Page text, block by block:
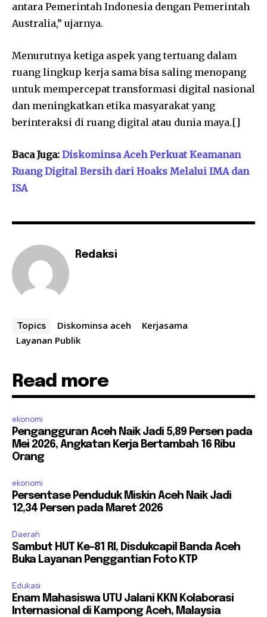
antara Pemerintah Indonesia dengan Pemerintah
Australia,” ujarnya.
Menurutnya ketiga aspek yang tertuang dalam
ruang lingkup kerja sama bisa saling menopang
untuk mempercepat transformasi digital nasional
dan meningkatkan etika masyarakat yang
berinteraksi di ruang digital atau dunia maya.[]
Baca Juga: Diskominsa Aceh Perkuat Keamanan
Ruang Digital Bersih dari Hoaks Melalui IMA dan
ISA
Redaksi
Topics Diskominsa aceh
Kerjasama
Layanan Publik
Read more
ekonomi
Pengangguran Aceh Naik Jadi 5,89 Persen pada
Mei 2026, Angkatan Kerja Bertambah 16 Ribu
Orang
ekonomi
Persentase Penduduk Miskin Aceh Naik Jadi
12,34 Persen pada Maret 2026
Daerah
Sambut HUT Ke-81 RI, Disdukcapil Banda Aceh
Buka Layanan Penggantian Foto KTP
Edukasi
Enam Mahasiswa UTU Jalani KKN Kolaborasi
Internasional di Kampong Aceh, Malaysia